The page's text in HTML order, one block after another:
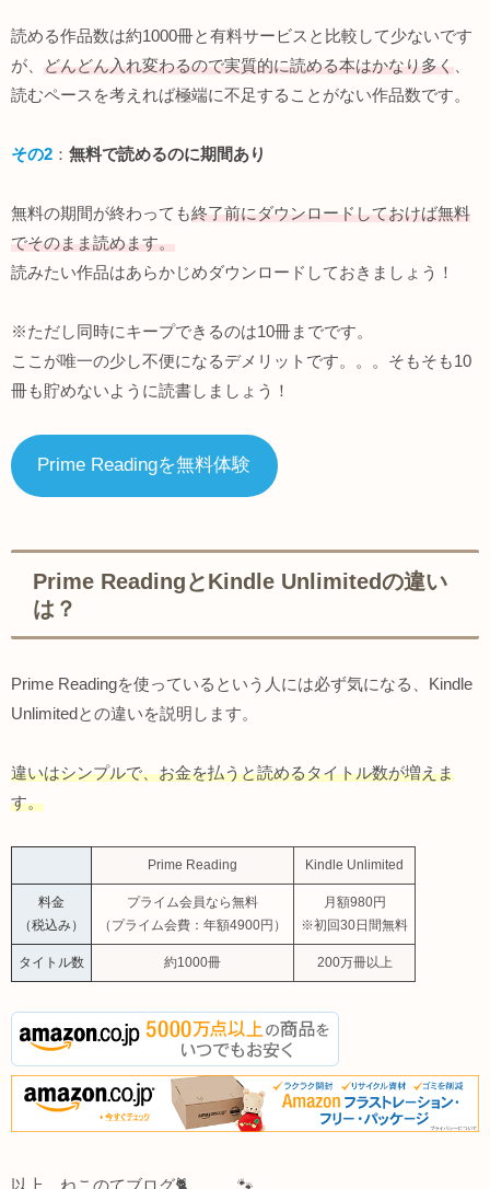
読める作品数は約1000冊と有料サービスと比較して少ないです
が、 どんどん入れ変わるので実質的に読める本はかなり多く
読むペースを考えれば極端に不足することがない作品数です。
その2 ： 無料で読めるのに期間あり
無料の期間が終わっても終了前にダウンロードしておけば無料
でそのまま読めます。
読みたい作品はあらかじめダウンロードしておきましょう！
※ただし同時にキープできるのは10冊までです。
ここが唯一の少し不便になるデメリットです。。。そもそも10
冊も貯めないように読書しましょう！
Prime Readingを無料体験
Prime ReadingとKindle Unlimitedの違い
は？
Prime Readingを使っているという人には必ず気になる、Kindle
Unlimitedとの違いを説明します。
違いはシンプルで、お金を払うと読めるタイトル数が増えま
す。
Prime Reading Kindle Unlimited
料金
（税込み）
プライム会員なら無料
（プライム会費：年額4900円）
月額980円
※初回30日間無料
タイトル数 約1000冊 200万冊以上